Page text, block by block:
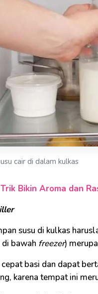
cair di dalam kulkas
Bikin Aroma dan
susu di kulkas
bawah freezer)
basi dan dapat
karena tempat ini